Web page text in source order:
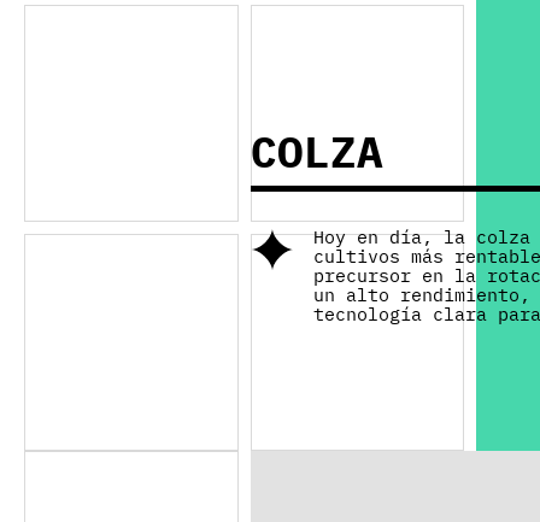
COLZA
Hoy en día, la colza
cultivos más
precursor en la
un alto rendimiento,
tecnología clara